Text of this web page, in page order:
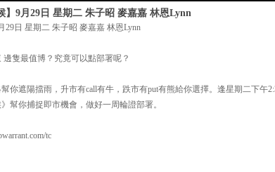
】9月29日 星期二 朱子昭 麥嘉嘉 林恩Lynn
29日 星期二 朱子昭 麥嘉嘉 林恩Lynn
隻最值博？究竟可以點部署呢？
你遮陽擋雨，升市有call有牛，跌市有put有熊給你選擇。逢星期二下午
幫你捕捉即市機會，做好一周輪證部署。
tc